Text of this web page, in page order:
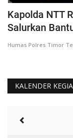
Kapolda NTT
Salurkan
Humas Polres Timor
KALENDER